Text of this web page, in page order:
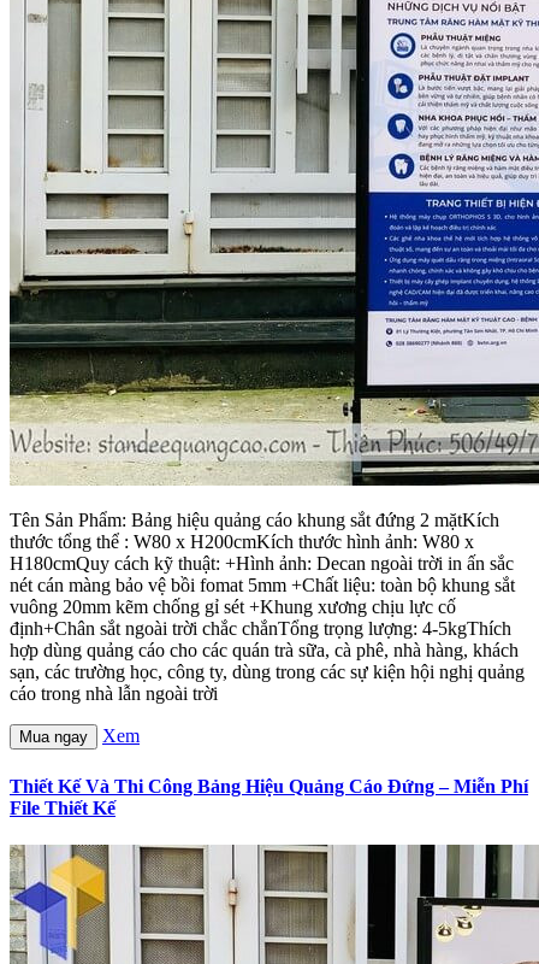
Tên Sản Phẩm: Bảng hiệu quảng cáo khung sắt đứng 2 mặtKích
thước tổng thể : W80 x H200cmKích thước hình ảnh: W80 x
H180cmQuy cách kỹ thuật: +Hình ảnh: Decan ngoài trời in ấn sắc
nét cán màng bảo vệ bồi fomat 5mm +Chất liệu: toàn bộ khung sắt
vuông 20mm kẽm chống gỉ sét +Khung xương chịu lực cố
định+Chân sắt ngoài trời chắc chắnTổng trọng lượng: 4-5kgThích
hợp dùng quảng cáo cho các quán trà sữa, cà phê, nhà hàng, khách
sạn, các trường học, công ty, dùng trong các sự kiện hội nghị quảng
cáo trong nhà lẫn ngoài trời
Mua ngay Xem
Thiết Kế Và Thi Công Bảng Hiệu Quảng Cáo Đứng – Miễn Phí
File Thiết Kế